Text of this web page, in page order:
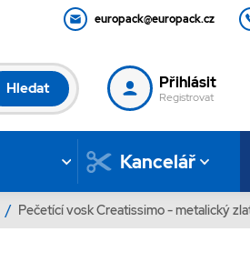
europack@europack.cz
Hledat Přihlásit
Registrovat
Kancelář
/ Pečetící vosk Creatissimo - metalický